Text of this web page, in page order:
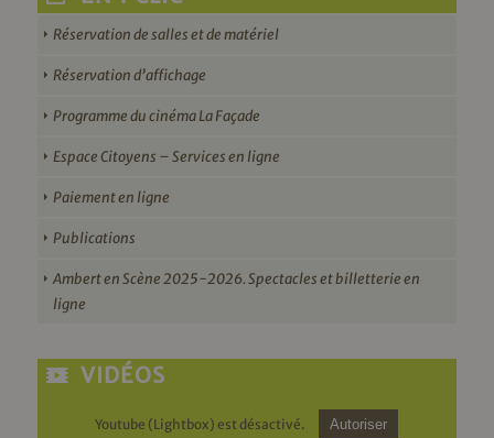
Réservation de salles et de matériel
Réservation d’affichage
Programme du cinéma La Façade
Espace Citoyens – Services en ligne
Paiement en ligne
Publications
Ambert en Scène 2025-2026. Spectacles et billetterie en
ligne
VIDÉOS
Youtube (Lightbox) est désactivé. Autoriser